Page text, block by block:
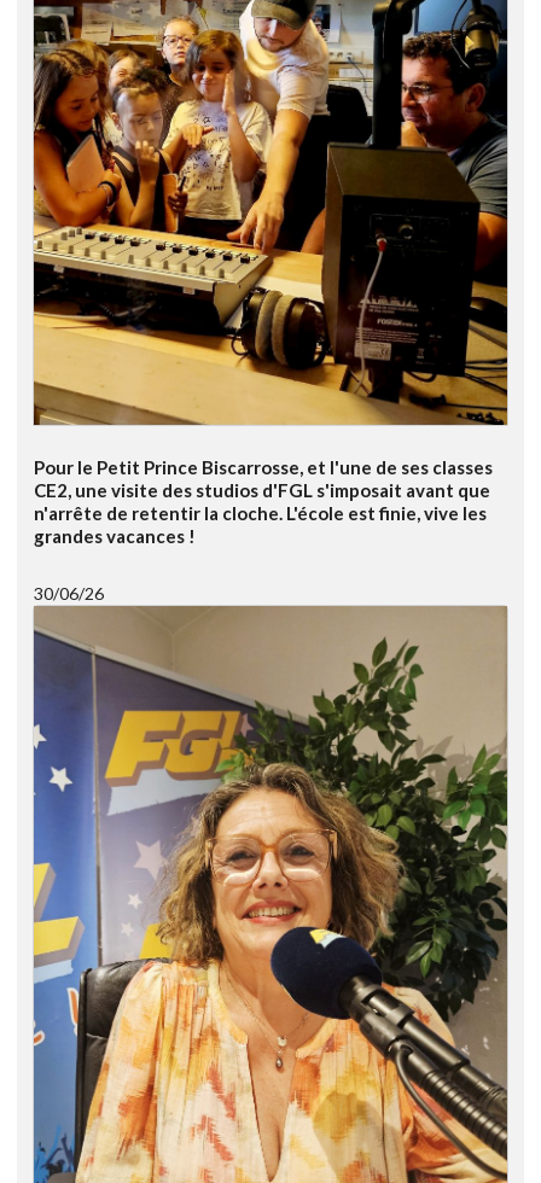
Pour le Petit Prince Biscarrosse, et l'une de ses classes
CE2, une visite des studios d'FGL s'imposait avant que
n'arrête de retentir la cloche. L'école est finie, vive les
grandes vacances !
30/06/26